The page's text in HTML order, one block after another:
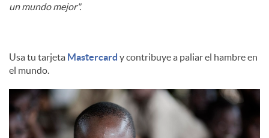
un mundo mejor".
Usa tu tarjeta Mastercard y contribuye a paliar el hambre en
el mundo.